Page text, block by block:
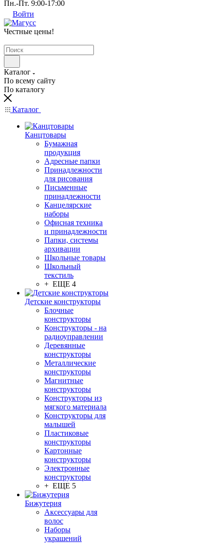
Пн.-Пт. 9:00-17:00
Войти
Честные цены!
Каталог
По всему сайту
По каталогу
Каталог
Канцтовары
Бумажная
продукция
Адресные папки
Принадлежности
для рисования
Письменные
принадлежности
Канцелярские
наборы
Офисная техника
и принадлежности
Папки, системы
архивации
Школьные товары
Школьный
текстиль
+ ЕЩЕ 4
Детские конструкторы
Блочные
конструкторы
Конструкторы - на
радиоуправлении
Деревянные
конструкторы
Металлические
конструкторы
Магнитные
конструкторы
Конструкторы из
мягкого материала
Конструкторы для
малышей
Пластиковые
конструкторы
Картонные
конструкторы
Электронные
конструкторы
+ ЕЩЕ 5
Бижутерия
Аксессуары для
волос
Наборы
украшений